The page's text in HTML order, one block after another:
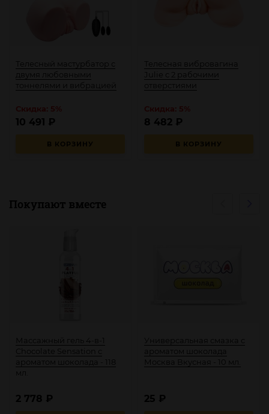
Телесный мастурбатор с
двумя любовными
тоннелями и вибрацией
В КОРЗИНУ
10 491 ₽
Телесная вибровагина
Julie с 2 рабочими
отверстиями
В КОРЗИНУ
8 482 ₽
Покупают вместе
Массажный гель 4-в-1
ароматом шоколада - 118
мл.
2 778 ₽
Универсальная смазка с
ароматом шоколада
Москва Вкусная - 10 мл.
25 ₽